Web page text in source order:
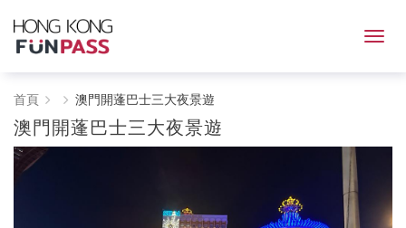
HONG
KONG
FunPASS
首頁 澳門開蓬巴士三大夜景遊
澳門開蓬巴士三大夜景遊